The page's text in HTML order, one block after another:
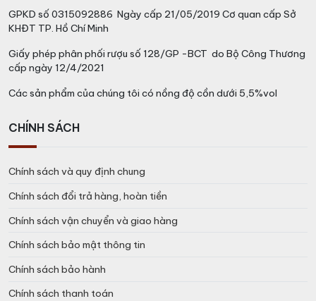
GPKD số 0315092886 Ngày cấp 21/05/2019 Cơ quan cấp Sở
KHĐT TP. Hồ Chí Minh
Giấy phép phân phối rượu số 128/GP -BCT do Bộ Công Thương
cấp ngày 12/4/2021
Các sản phẩm của chúng tôi có nồng độ cồn dưới 5,5%vol
CHÍNH SÁCH
Chính sách và quy định chung
Chính sách đổi trả hàng, hoàn tiền
Chính sách vận chuyển và giao hàng
Chính sách bảo mật thông tin
Chính sách bảo hành
Chính sách thanh toán